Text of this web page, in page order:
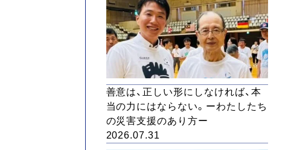
善意は、正しい形にしなければ、本
当の力にはならない。ーわたしたち
の災害支援のあり方ー
2026.07.31